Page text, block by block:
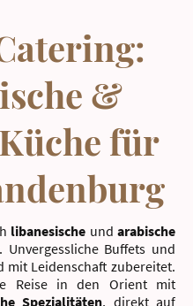
&
für
libanesische undarabische
. Unvergessliche Buffets und
mit Leidenschaft zubereitet.
Reise in den Orient mit
Spezialitäten, direkt auf